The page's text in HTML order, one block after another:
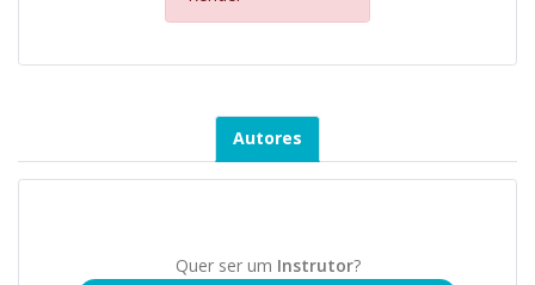
Autores
Quer ser um Instrutor?